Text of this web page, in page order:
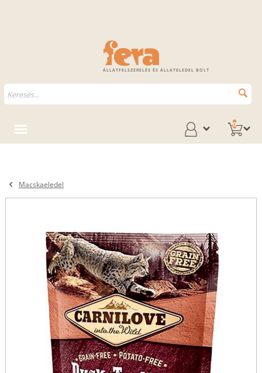
ÁLLATFELSZERELÉS ÉS ÁLLATELEDEL BOLT
0
Macskaeledel